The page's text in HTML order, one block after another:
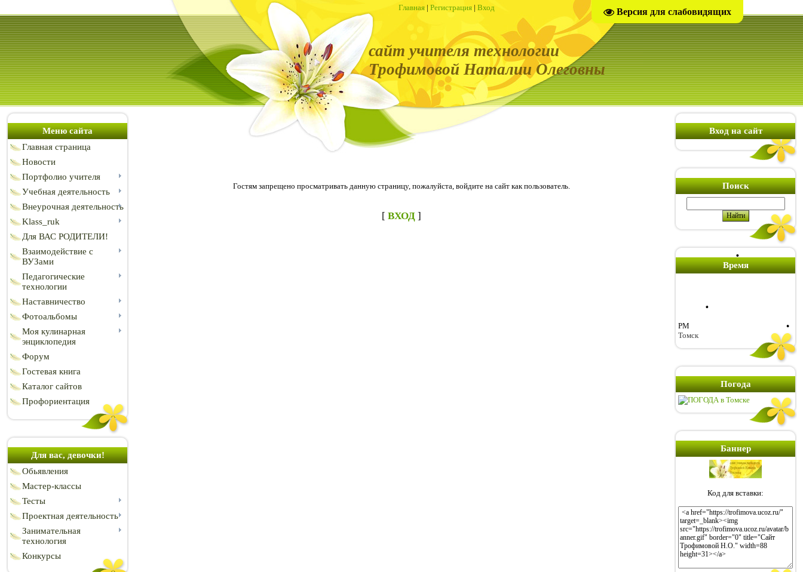
Версия для слабовидящих
Главная | Регистрация | Вход
сайт учителя технологии
Трофимовой Наталии Олеговны
Меню сайта
Главная страница
Новости
Портфолио учителя
Учебная деятельность
Внеурочная деятельность
Klass_ruk
Для ВАС РОДИТЕЛИ!
Взаимодействие с
ВУЗами
Педагогические
технологии
Наставничество
Фотоальбомы
Моя кулинарная
энциклопедия
Форум
Гостевая книга
Каталог сайтов
Профориентация
Для вас, девочки!
Обьявления
Мастер-классы
Тесты
Проектная деятельность
Занимательная
технология
Конкурсы
Гостям запрещено просматривать данную страницу, пожалуйста, войдите на сайт как пользователь.
[ ВХОД ]
Вход на сайт
Поиск
Время
PM
Томск
Погода
Баннер
Код для вставки: